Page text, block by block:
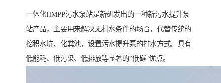
一体化HMPP污水泵站是新研发出的一种新污水提升泵
站产品，主要用来解决无排水条件的场合，代替传统的
挖积水坑、化粪池，设置污水提升泵的排水方式。具有
低能耗、低污染、低排放等显著的“低碳”优点。